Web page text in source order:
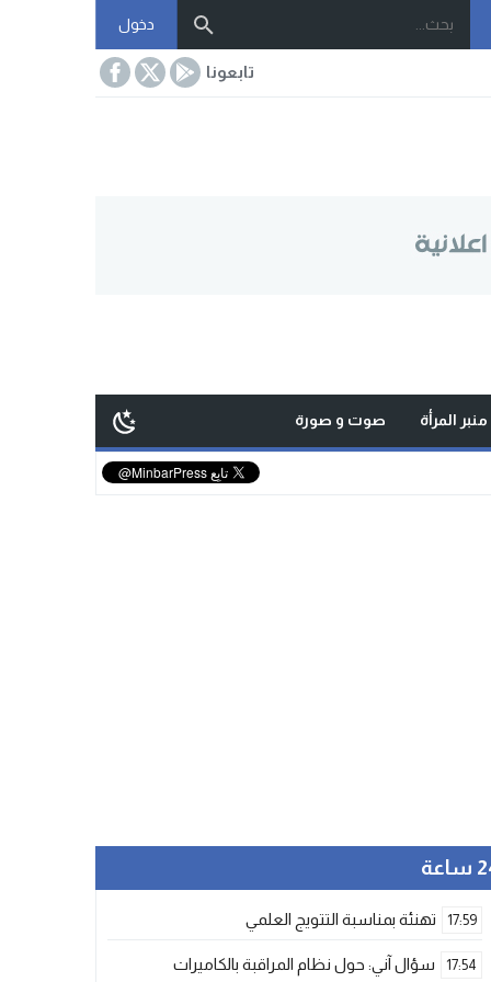
دخول
تابعونا
منبر المرأة صوت و صورة
17:59 تهنئة بمناسبة التتويج العلمي
17:54 سؤال آني: حول نظام المراقبة بالكاميرات